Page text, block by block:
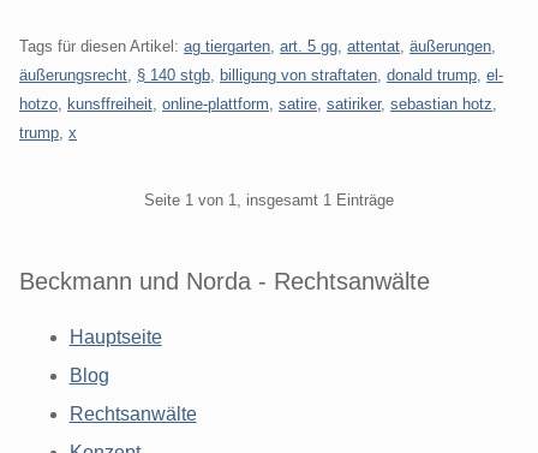
Tags für diesen Artikel: ag tiergarten art. 5 gg attentat äußerungen
äußerungsrecht § 140 stgb billigung von straftaten donald trump el-
hotzo
kunsffreiheit online-plattform satire satiriker, sebastian hotz
trump x
Seite 1 von 1, insgesamt 1 Einträge
Beckmann und Norda - Rechtsanwälte
Hauptseite
Blog
Rechtsanwälte